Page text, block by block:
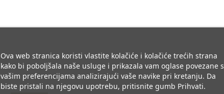
Ova web stranica koristi vlastite kolačiće i kolačiće trećih strana
kako bi poboljšala naše usluge i prikazala vam oglase povezane s
vašim preferencijama analizirajući vaše navike pri kretanju. Da
biste pristali na njegovu upotrebu, pritisnite gumb Prihvati.